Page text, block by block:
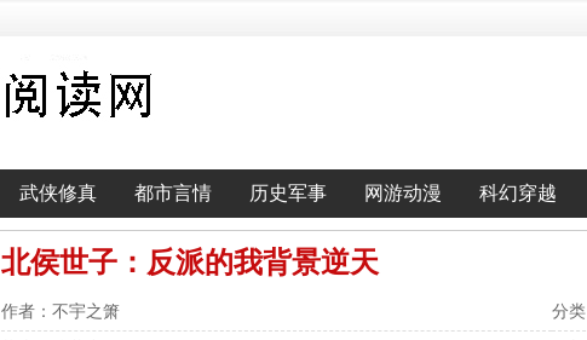
武侠修真 都市言情 历史军事 网游动漫 科幻穿越
北侯世子：反派的我背景逆天
作者：不宇之箫 分